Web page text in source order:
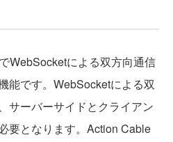
WebSocketによる双方向通信
能です。WebSocketによる双
サーバーサイドとクライアン
要となります。Action Cable